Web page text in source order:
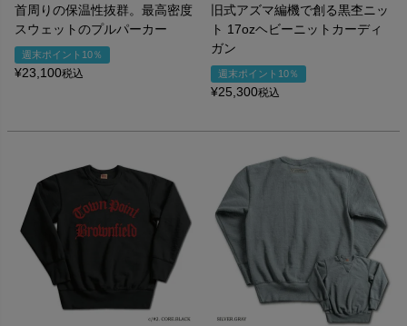
首周りの保温性抜群。最高密度
スウェットのプルパーカー
週末ポイント10％
¥23,100税込
旧式アズマ編機で創る黒杢ニッ
ト 17ozヘビーニットカーディ
ガン
週末ポイント10％
¥25,300税込